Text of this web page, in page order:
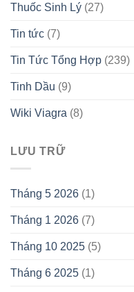
Thuốc Sinh Lý (27)
Tin tức (7)
Tin Tức Tổng Hợp (239)
Tinh Dầu (9)
Wiki Viagra (8)
LƯU TRỮ
Tháng 5 2026 (1)
Tháng 1 2026 (7)
Tháng 10 2025 (5)
Tháng 6 2025 (1)